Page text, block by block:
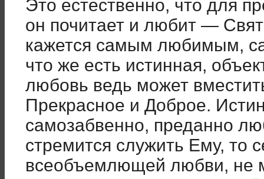
Это естественно, что для
он почитает и любит —
кажется самым любимым,
что же есть истинная,
любовь ведь может
Прекрасное и Доброе.
самозабвенно, преданно
стремится служить Ему, то
всеобъемлющей любви, не